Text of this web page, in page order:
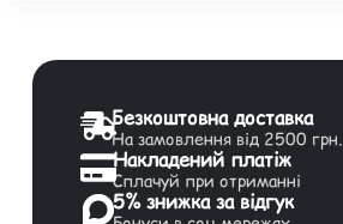
Безкоштовна доставка
На замовлення від 2500 грн.
Накладений платіж
Сплачуй при отриманні
5% знижка за відгук